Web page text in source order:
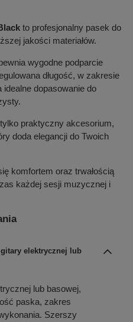
to profesjonalny pasek do
jakości materiałów.
wygodne podparcie
długość, w zakresie
idealne dopasowanie do
tylko praktyczny akcesorium,
doda elegancji do Twoich
komfortem oraz trwałością
każdej sesji muzycznej i
elektrycznej lub
lub basowej,
paska, zakres
Szerszy